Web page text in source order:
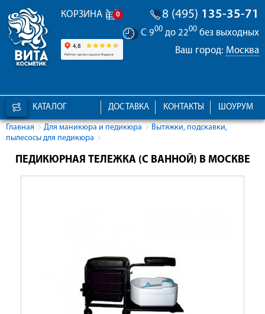
КОРЗИНА 0 8 (495) 135-35-71
С 900 до 2200 без выходных
Ваш город: Москва
КАТАЛОГ ШОУРУМ
КОНТАКТЫ
ДОСТАВКА
Главная Для маникюра и педикюра
Вытяжки, подскавки,
пылесосы для педикюра
ПЕДИКЮРНАЯ ТЕЛЕЖКА (С ВАННОЙ) В МОСКВЕ